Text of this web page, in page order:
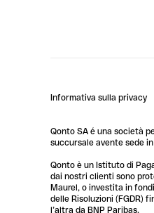
Informativa sulla privacy
Qonto SA é una società
succursale avente sede
Qonto è un Istituto di
dai nostri clienti sono
Maurel, o investita in
delle Risoluzioni (FGDR)
l’altra da BNP Paribas.